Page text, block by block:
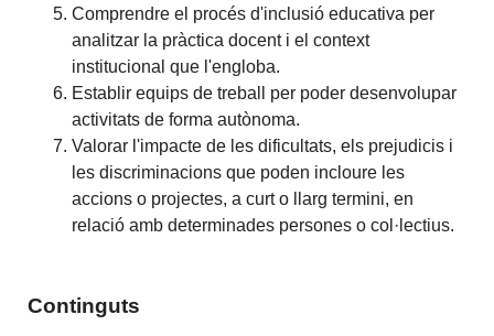
Comprendre el procés d'inclusió educativa per
analitzar la pràctica docent i el context
institucional que l'engloba.
Establir equips de treball per poder desenvolupar
activitats de forma autònoma.
Valorar l'impacte de les dificultats, els prejudicis i
les discriminacions que poden incloure les
accions o projectes, a curt o llarg termini, en
relació amb determinades persones o col·lectius.
Continguts